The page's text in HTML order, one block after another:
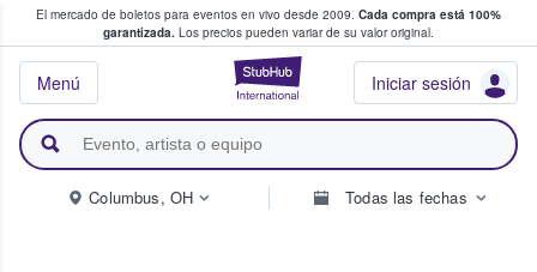
El mercado de boletos para eventos en vivo desde 2009. Cada compra está 100%
garantizada. Los precios pueden variar de su valor original.
StubHub: donde
Iniciar sesión
Menú
fans compran y venden boletos
Columbus, OH Todas las fechas